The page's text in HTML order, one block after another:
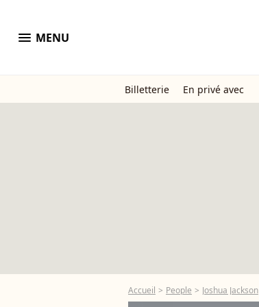
menu MENU
Billetterie En privé avec
Accueil People Joshua Jackson